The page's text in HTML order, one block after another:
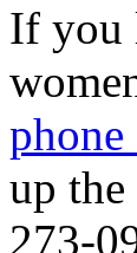
If you
phone
up
273-